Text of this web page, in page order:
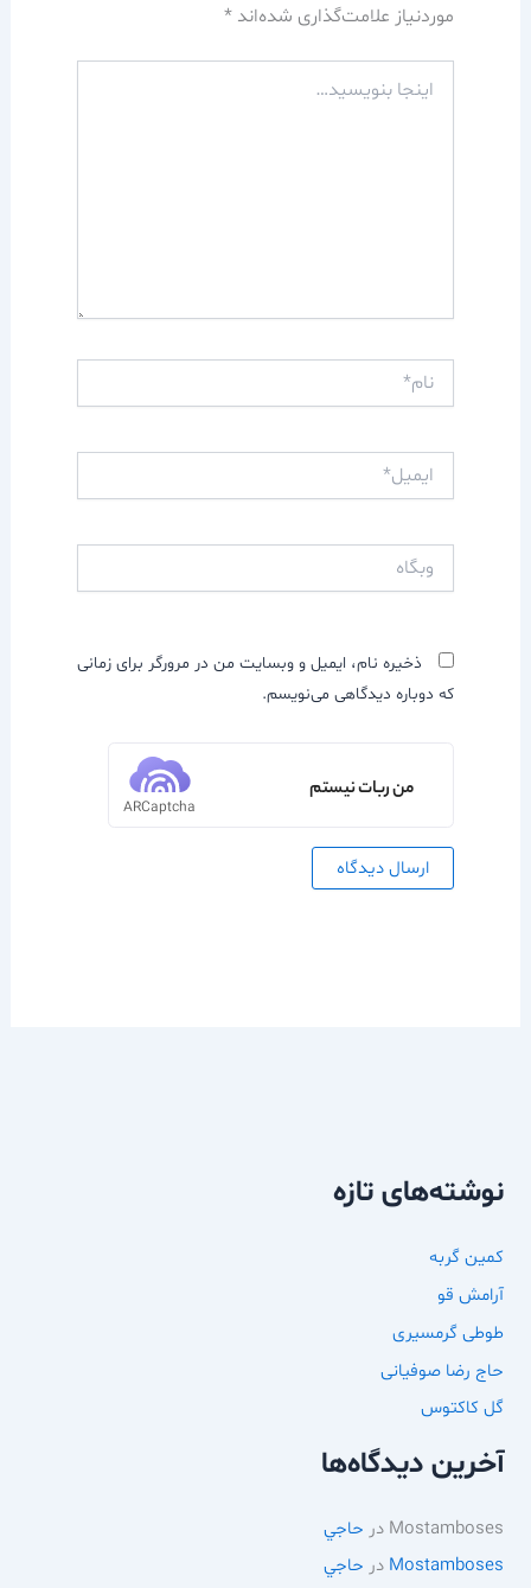
موردنیاز علامت‌گذاری شده‌اند *
بنویسید…
ذخیره نام، ایمیل و وبسایت من در مرورگر برای زمانی
که دوباره دیدگاهی می‌نویسم.
من ربات نیستم
ARCaptcha
نوشته‌های تازه
کمین گربه
آرامش قو
طوطی گرمسیری
حاج رضا صوفیانی
گل کاکتوس
آخرین دیدگاه‌ها
Mostamboses در حاجي
Mostamboses در حاجي